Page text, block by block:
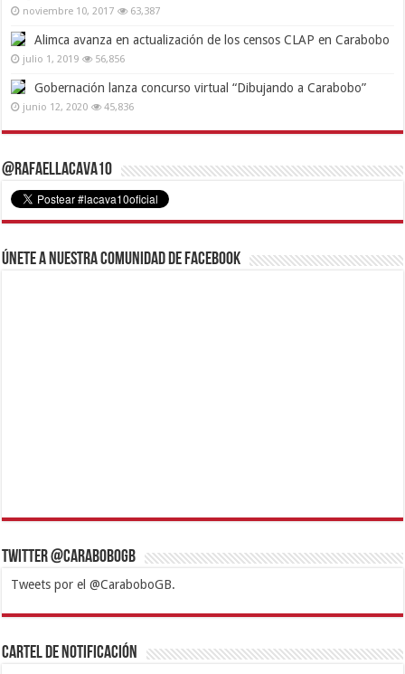
noviembre 10, 2017 63,387
Alimca avanza en actualización de los censos CLAP en Carabobo
julio 1, 2019 56,856
Gobernación lanza concurso virtual “Dibujando a Carabobo”
junio 12, 2020 45,836
@RafaelLacava10
Únete a nuestra comunidad de Facebook
Twitter @CaraboboGB
Tweets por el @CaraboboGB.
1xbetBetturkeyBetistKralbetSupertotobetTipobetMatadorbetMariobet
https://mvbcasino.com/
Cartel de Notificación